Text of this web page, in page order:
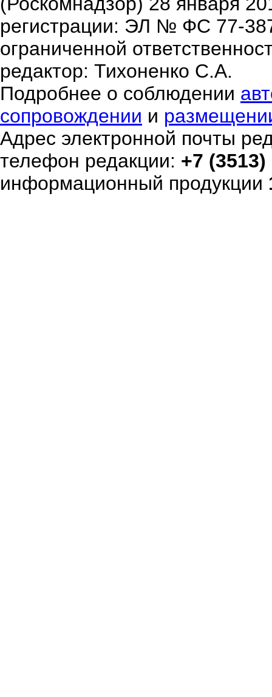
регистрации: ЭЛ № ФС 77-
ограниченной
редактор: Тихоненко С.А.
Подробнее о соблюдении
сопровождении и
Адрес электронной почты
телефон редакции: +7
информационный продукции